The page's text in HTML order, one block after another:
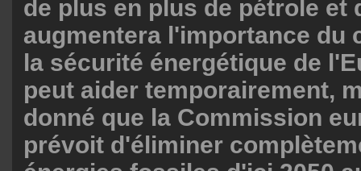
de plus en plus de pétrole et
augmentera l'importance du
la sécurité énergétique de
peut aider temporairement,
donné que la Commission
prévoit d'éliminer